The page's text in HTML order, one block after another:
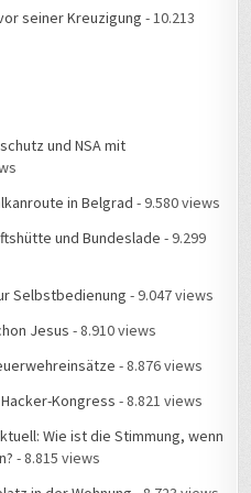
seiner Kreuzigung - 10.213
und NSA mit
in Belgrad - 9.580 views
und Bundeslade - 9.299
Selbstbedienung - 9.047 views
Jesus - 8.910 views
- 8.876 views
Kongress - 8.821 views
Wie ist die Stimmung, wenn
- 8.815 views